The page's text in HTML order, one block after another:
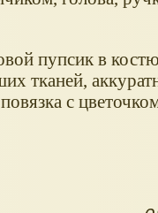
пупсик в
тканей,
с